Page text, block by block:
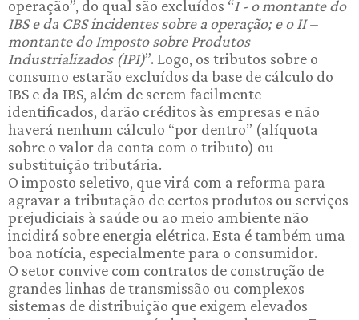
operação”, do qual são excluídos “I - o montante do
IBS e da CBS incidentes sobre a operação; e o II –
montante do Imposto sobre Produtos
Industrializados (IPI)”. Logo, os tributos sobre o
consumo estarão excluídos da base de cálculo do
IBS e da IBS, além de serem facilmente
identificados, darão créditos às empresas e não
haverá nenhum cálculo “por dentro” (alíquota
sobre o valor da conta com o tributo) ou
substituição tributária.
O imposto seletivo, que virá com a reforma para
agravar a tributação de certos produtos ou serviços
prejudiciais à saúde ou ao meio ambiente não
incidirá sobre energia elétrica. Esta é também uma
boa notícia, especialmente para o consumidor.
O setor convive com contratos de construção de
grandes linhas de transmissão ou complexos
sistemas de distribuição que exigem elevados